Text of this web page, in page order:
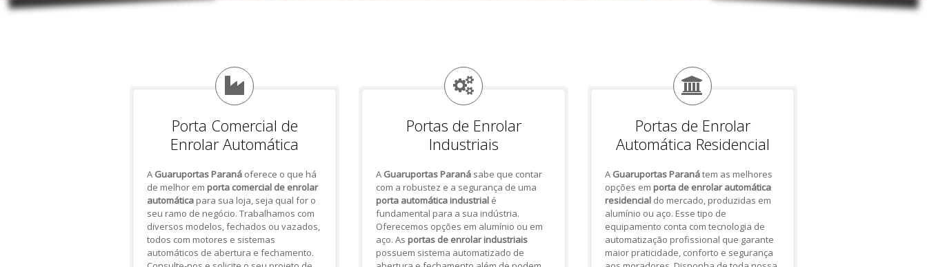
Porta Comercial de
Enrolar Automática
A Guaruportas Paranáoferece o que há
de melhor em porta comercial de enrolar
automáticapara sua loja, seja qual for o
seu ramo de negócio. Trabalhamos com
diversos modelos, fechados ou vazados,
todos com motores e sistemas
automáticos de abertura e fechamento.
Portas de Enrolar
Industriais
A Guaruportas Paranásabe que contar
com a robustez e a segurança de uma
porta automática industrialé
fundamental para a sua indústria.
Oferecemos opções em alumínio ou em
aço. As portas de enrolar industriais
possuem sistema automatizado de
Portas de Enrolar
Automática Residencial
A Guaruportas Paranátem as melhores
opções em porta de enrolar automática
residencialdo mercado, produzidas em
alumínio ou aço. Esse tipo de
equipamento conta com tecnologia de
automatização profissional que garante
maior praticidade, conforto e segurança